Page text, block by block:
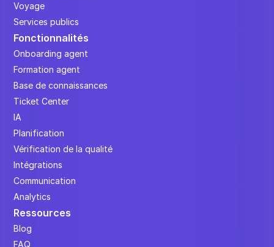
Voyage
Services publics
Fonctionnalités
Onboarding agent
Formation agent
Base de connaissances
Ticket Center
IA
Planification
Vérification de la qualité
Intégrations
Communication
Analytics
Ressources
Blog
FAQ